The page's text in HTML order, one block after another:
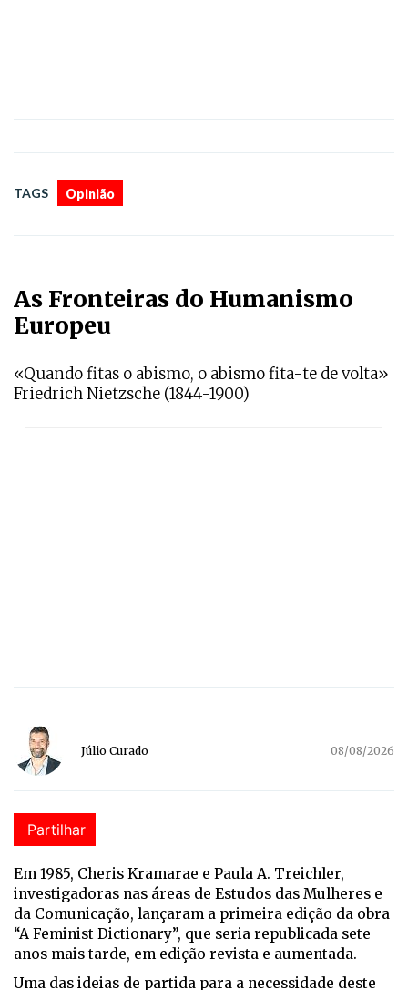
TAGS Opinião
As Fronteiras do Humanismo
Europeu
«Quando fitas o abismo, o abismo fita-te de volta»
Friedrich Nietzsche (1844-1900)
Júlio Curado 08/08/2026
Partilhar
Em 1985, Cheris Kramarae e Paula A. Treichler,
investigadoras nas áreas de Estudos das Mulheres e
da Comunicação, lançaram a primeira edição da obra
“A Feminist Dictionary”, que seria republicada sete
anos mais tarde, em edição revista e aumentada.
Uma das ideias de partida para a necessidade deste